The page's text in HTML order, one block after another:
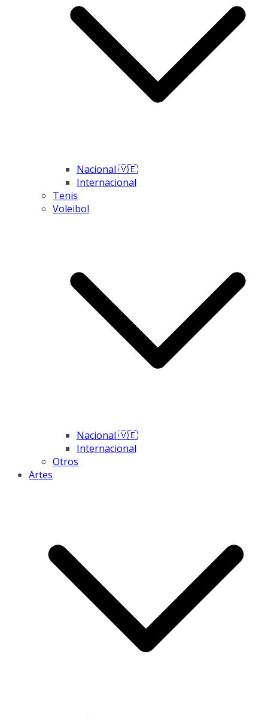
Nacional 🇻🇪
Internacional
Tenis
Voleibol
Nacional 🇻🇪
Internacional
Otros
Artes